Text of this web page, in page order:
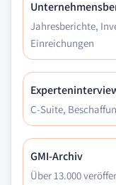
Jahresberichte,
Einreichungen
C-Suite,
GMI-Archiv
Über 13.000